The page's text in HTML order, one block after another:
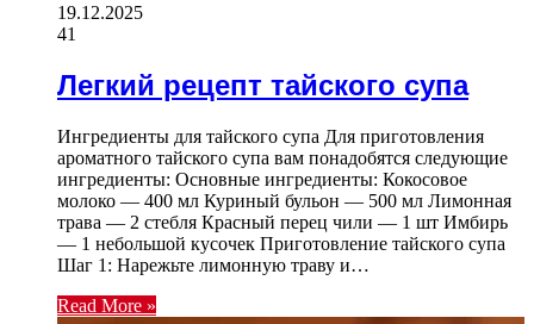
19.12.2025
41
Легкий рецепт тайского супа
Ингредиенты для тайского супа Для приготовления
ароматного тайского супа вам понадобятся следующие
ингредиенты: Основные ингредиенты: Кокосовое
молоко — 400 мл Куриный бульон — 500 мл Лимонная
трава — 2 стебля Красный перец чили — 1 шт Имбирь
— 1 небольшой кусочек Приготовление тайского супа
Шаг 1: Нарежьте лимонную траву и…
Read More »